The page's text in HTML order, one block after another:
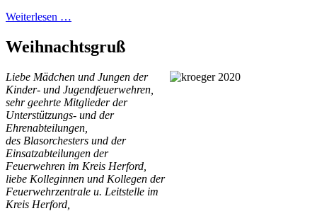
Weiterlesen …
Weihnachtsgruß
Liebe Mädchen und Jungen der
Kinder- und Jugendfeuerwehren,
sehr geehrte Mitglieder der
Unterstützungs- und der
Ehrenabteilungen,
des Blasorchesters und der
Einsatzabteilungen der
Feuerwehren im Kreis Herford,
liebe Kolleginnen und Kollegen der
Feuerwehrzentrale u. Leitstelle im
Kreis Herford,